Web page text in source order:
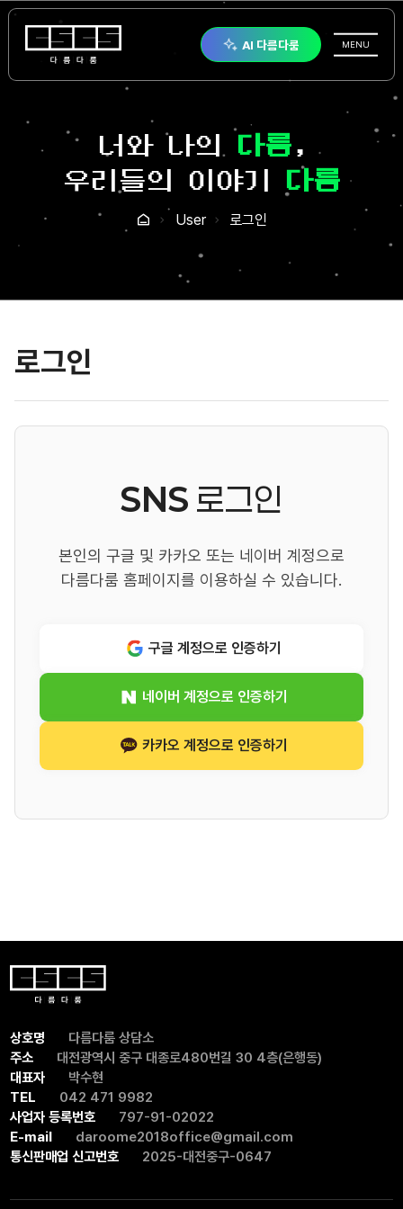
다름다룸
MENU
AI 다름다룸
너와 나의 다름,
우리들의 이야기 다룸
로그인
User 로그인
SNS 로그인
본인의 구글 및 카카오 또는 네이버 계정으로
다름다룸 홈페이지를 이용하실 수 있습니다.
구글 계정으로 인증하기
네이버 계정으로 인증하기
카카오 계정으로 인증하기
상호명
다름다룸 상담소
주소
대전광역시 중구 대종로480번길 30 4층(은행동)
대표자
박수현
TEL
042 471 9982
사업자 등록번호
797-91-02022
E-mail
daroome2018office@gmail.com
통신판매업 신고번호
2025-대전중구-0647